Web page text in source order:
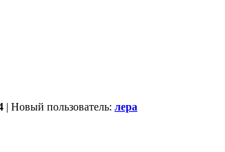
| Новый пользователь: лера